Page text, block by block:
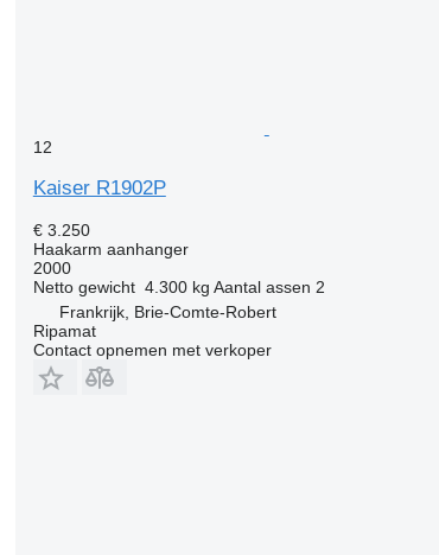
12
Kaiser R1902P
€ 3.250
Haakarm aanhanger
2000
Netto gewicht 4.300 kg Aantal assen 2
Frankrijk, Brie-Comte-Robert
Ripamat
Contact opnemen met verkoper